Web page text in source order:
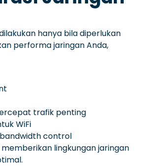
hanya bila diperlukan
performa jaringan Anda,
trafik penting
WiFi
control
lingkungan jaringan